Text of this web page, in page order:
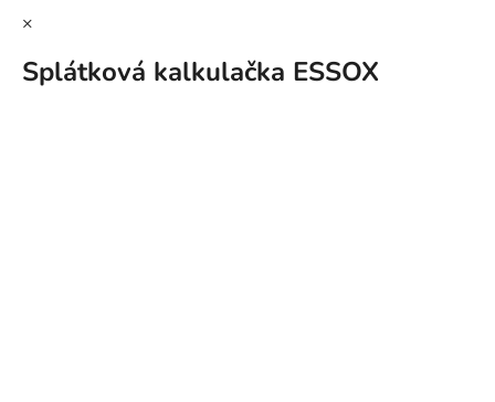
×
Splátková kalkulačka ESSOX